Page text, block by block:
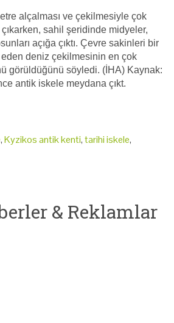
alçalması ve çekilmesiyle çok
çıkarken, sahil şeridinde midyeler,
açığa çıktı. Çevre sakinleri bir
deniz çekilmesinin en çok
görüldüğünü söyledi. (İHA) Kaynak:
antik iskele meydana çıkt.
,Kyzikos antik kenti,tarihi iskele,
& Reklamlar